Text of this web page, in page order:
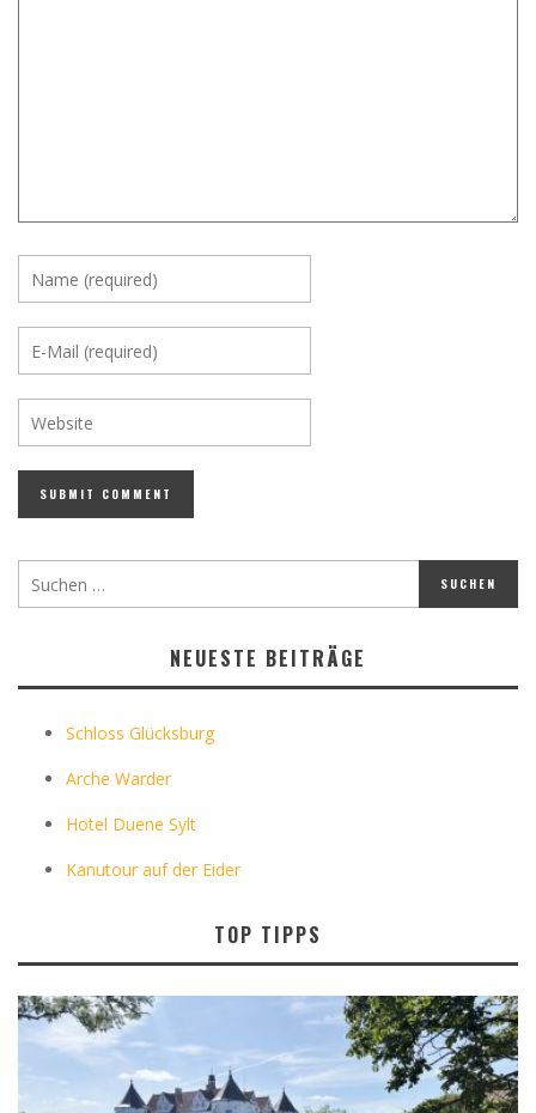
NEUESTE BEITRÄGE
Schloss Glücksburg
Arche Warder
Hotel Duene Sylt
Kanutour auf der Eider
TOP TIPPS